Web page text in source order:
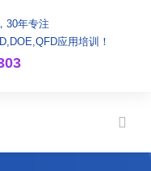
30年专注
应用培训！